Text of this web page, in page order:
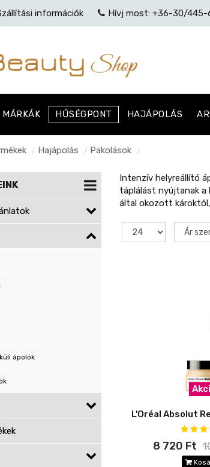
információk Hívj most: +36-30/445-
MÁRKÁK HŰSÉGPONT HAJÁPOLÁS
/ Hajápolás / Pakolások /
ápolók
Intenzív helyreállító
táplálást nyújtanak a
által okozott
8 720 Ft